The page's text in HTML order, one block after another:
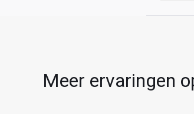
Meer ervaringen